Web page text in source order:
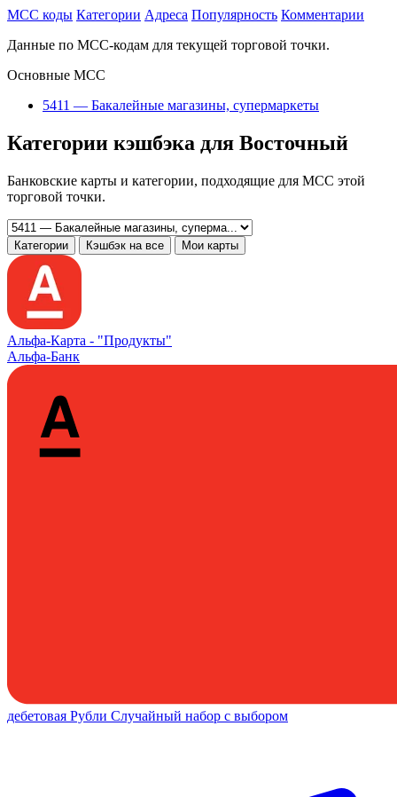
MCC коды Категории Адреса Популярность Комментарии
Данные по MCC-кодам для текущей торговой точки.
Основные MCC
5411 — Бакалейные магазины, супермаркеты
Категории кэшбэка для Восточный
Банковские карты и категории, подходящие для MCC этой
торговой точки.
Категории Кэшбэк на все Мои карты
Альфа‑Карта - "Продукты"
Альфа-Банк
дебетовая Рубли Случайный набор с выбором